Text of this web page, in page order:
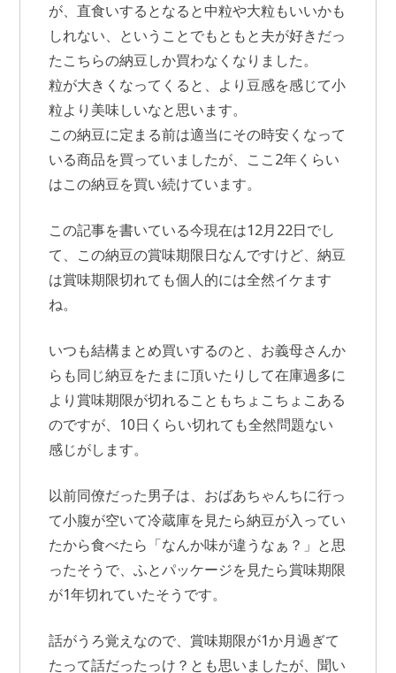
が、直食いするとなると中粒や大粒もいいかも
しれない、ということでもともと夫が好きだっ
たこちらの納豆しか買わなくなりました。
粒が大きくなってくると、より豆感を感じて小
粒より美味しいなと思います。
この納豆に定まる前は適当にその時安くなって
いる商品を買っていましたが、ここ2年くらい
はこの納豆を買い続けています。
この記事を書いている今現在は12月22日でし
て、この納豆の賞味期限日なんですけど、納豆
は賞味期限切れても個人的には全然イケます
ね。
いつも結構まとめ買いするのと、お義母さんか
らも同じ納豆をたまに頂いたりして在庫過多に
より賞味期限が切れることもちょこちょこある
のですが、10日くらい切れても全然問題ない
感じがします。
以前同僚だった男子は、おばあちゃんちに行っ
て小腹が空いて冷蔵庫を見たら納豆が入ってい
たから食べたら「なんか味が違うなぁ？」と思
ったそうで、ふとパッケージを見たら賞味期限
が1年切れていたそうです。
話がうろ覚えなので、賞味期限が1か月過ぎて
たって話だったっけ？とも思いましたが、聞い